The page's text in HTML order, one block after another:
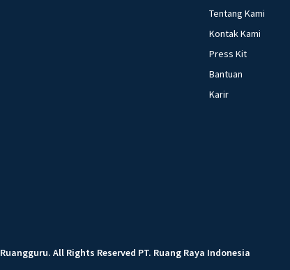
Tentang Kami
Kontak Kami
Press Kit
Bantuan
Karir
Ruangguru. All Rights Reserved PT. Ruang Raya Indonesia